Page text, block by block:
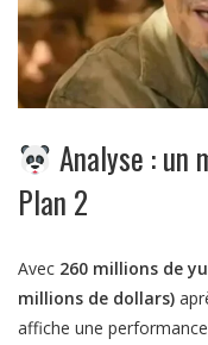
Analyse : un
Plan 2
Avec 260 millions de
millions de dollars)
affiche une